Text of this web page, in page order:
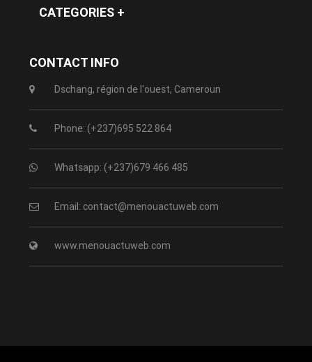
CATEGORIES +
CONTACT INFO
Dschang, région de l'ouest, Cameroun
Phone: (+237)695 522 864
Whatsapp: (+237)679 466 485
Email: contact@menouactuweb.com
www.menouactuweb.com